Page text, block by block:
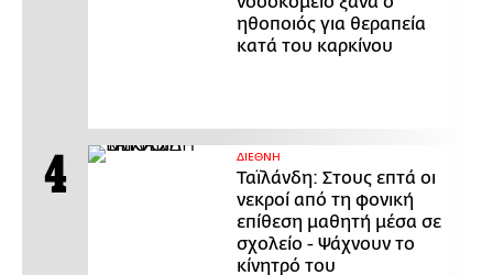
ηθοποιός για θεραπεία
κατά του καρκίνου
ΔΙΕΘΝΗ
Ταϊλάνδη: Στους επτά οι
νεκροί από τη φονική
επίθεση μαθητή μέσα σε
σχολείο - Ψάχνουν το
κίνητρό του